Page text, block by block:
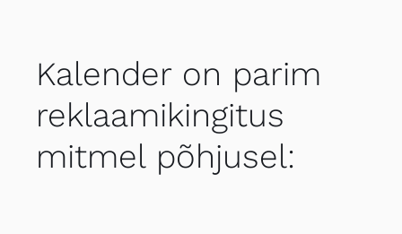
Kalender on parim
reklaamikingitus
mitmel põhjusel: